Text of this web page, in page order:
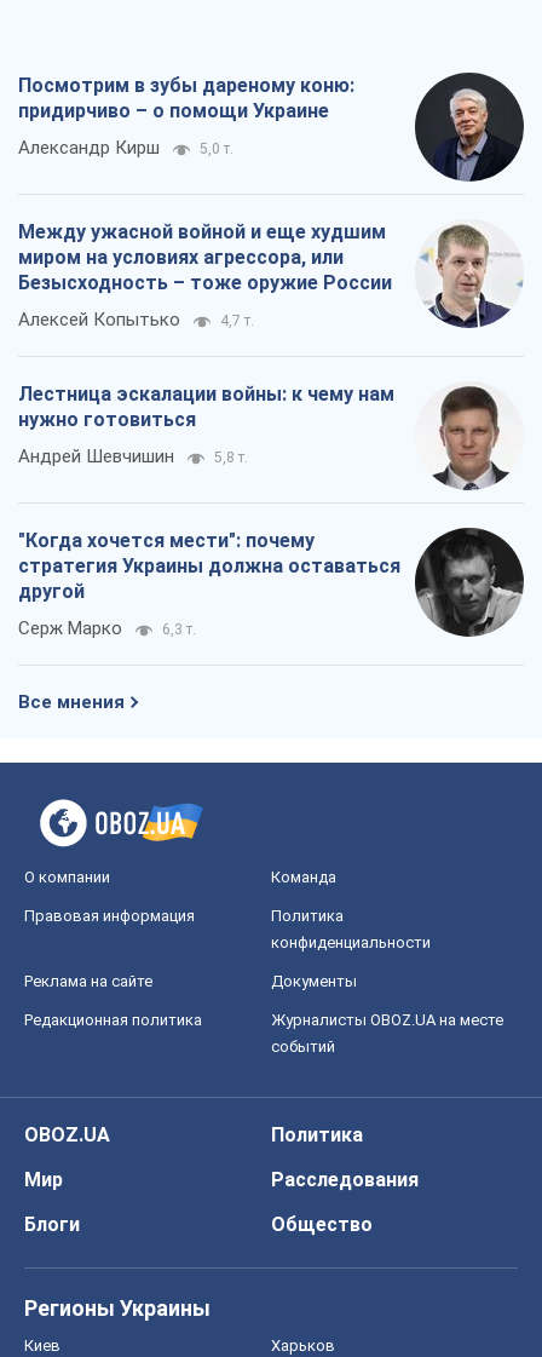
Посмотрим в зубы дареному коню:
придирчиво – о помощи Украине
Александр Кирш 5,0 т.
Между ужасной войной и еще худшим
миром на условиях агрессора, или
Безысходность – тоже оружие России
Алексей Копытько 4,7 т.
Лестница эскалации войны: к чему нам
нужно готовиться
Андрей Шевчишин 5,8 т.
"Когда хочется мести": почему
стратегия Украины должна оставаться
другой
Серж Марко 6,3 т.
Все мнения
О компании Команда
Правовая информация
Политика
конфиденциальности
Реклама на сайте Документы
Редакционная политика
Журналисты OBOZ.UA на месте
событий
OBOZ.UA
Политика
Мир
Расследования
Блоги
Общество
Регионы Украины
Киев Харьков